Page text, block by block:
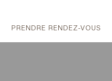
PRENDRE RENDEZ-VOUS